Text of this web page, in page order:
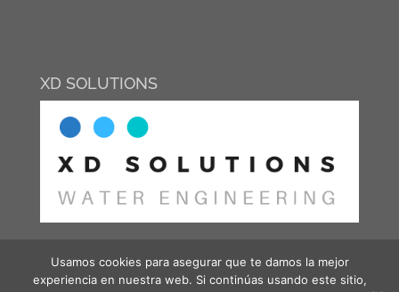
XD SOLUTIONS
Usamos cookies para asegurar que te damos la mejor
experiencia en nuestra web. Si continúas usando este sitio,